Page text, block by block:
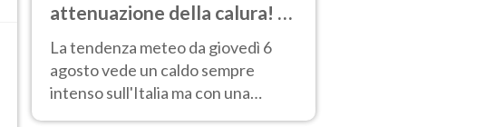
attenuazione della calura! Al
Nord rischio temporali
La tendenza meteo da giovedì 6
agosto vede un caldo sempre
intenso sull'Italia ma con una
parziale e lieve attenuazione tra il 7